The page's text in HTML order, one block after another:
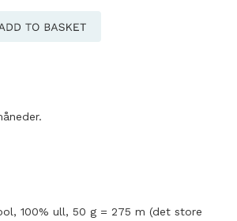
100% ull, 50 g = 275 m (det store